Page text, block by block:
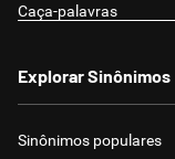
Caça-palavras
Explorar Sinônimos
Sinônimos populares